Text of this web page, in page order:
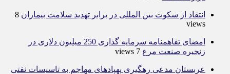
انتقاد از سکوت بین المللی در برابر تهدید سلامت بیماران 8
views
امضای تفاهمنامه سرمایه گذاری 250 میلیون دلاری در
زنجیره صنعت مرغ 7 views
عربستان مدعی رهگیری پهپادهای مهاجم به تاسیسات نفتی